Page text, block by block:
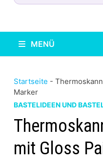
MENÜ
Startseite -
Marker
BASTELIDEEN UND
mit Gloss